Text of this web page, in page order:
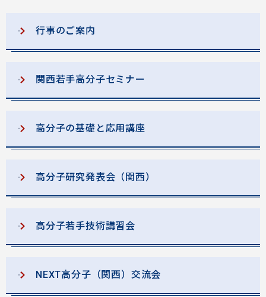
行事のご案内
関西若手高分子セミナー
高分子の基礎と応用講座
高分子研究発表会（関西）
高分子若手技術講習会
NEXT高分子（関西）交流会